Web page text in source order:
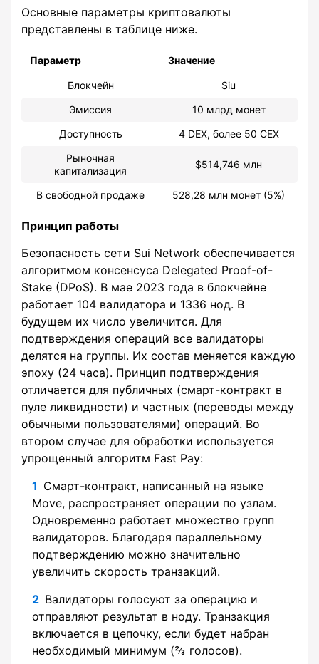
Основные параметры криптовалюты
представлены в таблице ниже.
Параметр Значение
Блокчейн
Siu
Эмиссия
10 млрд монет
Доступность
4 DEX, более 50 CEX
Рыночная
капитализация
$514,746 млн
В свободной продаже 528,28 млн монет (5%)
Принцип работы
Безопасность сети Sui Network обеспечивается
алгоритмом консенсуса Delegated Proof-of-
Stake (DPoS). В мае 2023 года в блокчейне
работает 104 валидатора и 1336 нод. В
будущем их число увеличится. Для
подтверждения операций все валидаторы
делятся на группы. Их состав меняется каждую
эпоху (24 часа). Принцип подтверждения
отличается для публичных (смарт-контракт в
пуле ликвидности) и частных (переводы между
обычными пользователями) операций. Во
втором случае для обработки используется
упрощенный алгоритм Fast Pay:
Смарт-контракт, написанный на языке
Move, распространяет операции по узлам.
Одновременно работает множество групп
валидаторов. Благодаря параллельному
подтверждению можно значительно
увеличить скорость транзакций.
Валидаторы голосуют за операцию и
отправляют результат в ноду. Транзакция
включается в цепочку, если будет набран
необходимый минимум (⅔ голосов).